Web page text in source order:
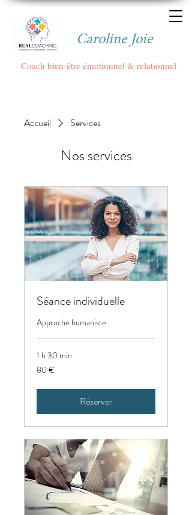
Coach bien-être émotionnel & relationnel
Caroline Joie
Accueil Services
Nos services
Séance individuelle
Approche humaniste
1 h 30 min
80
euros
80 €
Réserver